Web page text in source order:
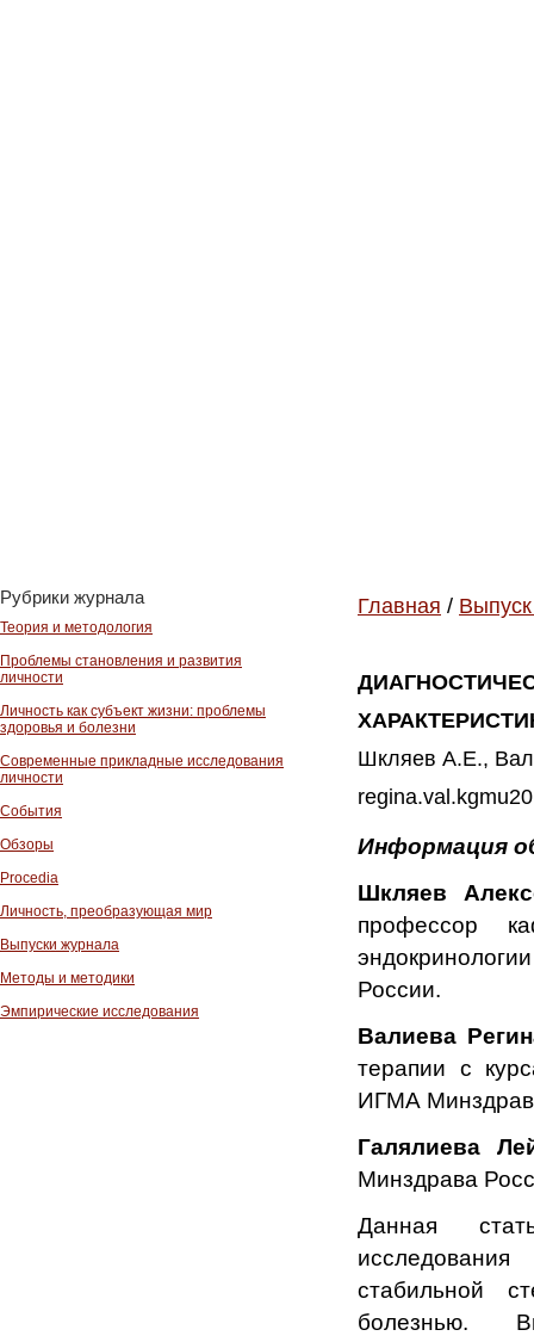
Рубрики журнала
Теория и методология
Проблемы становления и развития
личности
Личность как субъект жизни: проблемы
здоровья и болезни
Современные прикладные исследования
личности
События
Обзоры
Procedia
Личность, преобразующая мир
Выпуски журнала
Методы и методики
Эмпирические исследования
Главная /
Шкляев А.Е.,
Информация
Шкляев
профессор
России.
Валиева
терапии с
ИГМА
Галялиева
Минздрава
Данная
стабильной
болезнью.